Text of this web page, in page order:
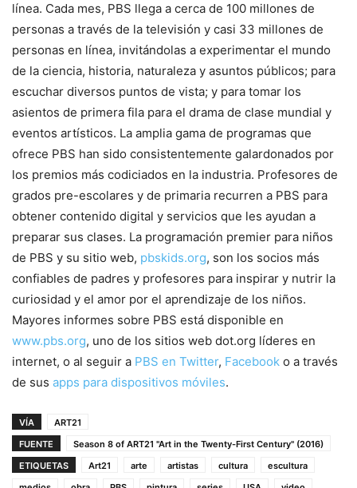
línea. Cada mes, PBS llega a cerca de 100 millones de
personas a través de la televisión y casi 33 millones de
personas en línea, invitándolas a experimentar el mundo
de la ciencia, historia, naturaleza y asuntos públicos; para
escuchar diversos puntos de vista; y para tomar los
asientos de primera fila para el drama de clase mundial y
eventos artísticos. La amplia gama de programas que
ofrece PBS han sido consistentemente galardonados por
los premios más codiciados en la industria. Profesores de
grados pre-escolares y de primaria recurren a PBS para
obtener contenido digital y servicios que les ayudan a
preparar sus clases. La programación premier para niños
de PBS y su sitio web, pbskids.org, son los socios más
confiables de padres y profesores para inspirar y nutrir la
curiosidad y el amor por el aprendizaje de los niños.
Mayores informes sobre PBS está disponible en
www.pbs.org, uno de los sitios web dot.org líderes en
internet, o al seguir a PBS en Twitter, Facebook o a través
de sus apps para dispositivos móviles.
VÍA
ART21
FUENTE
Season 8 of ART21 "Art in the Twenty-First Century" (2016)
ETIQUETAS
Art21 arte artistas cultura
escultura